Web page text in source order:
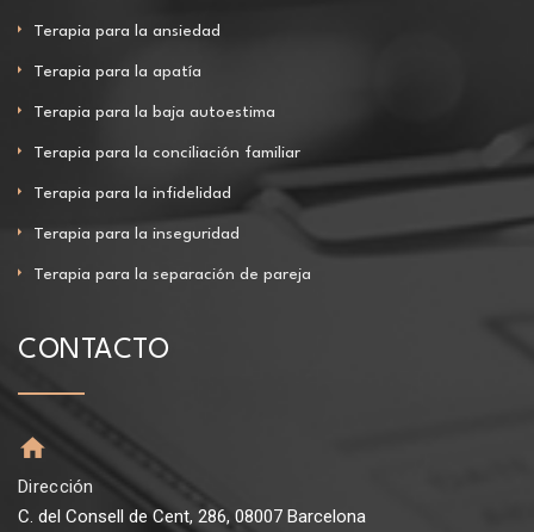
Terapia para la ansiedad
Terapia para la apatía
Terapia para la baja autoestima
Terapia para la conciliación familiar
Terapia para la infidelidad
Terapia para la inseguridad
Terapia para la separación de pareja
CONTACTO
Dirección
C. del Consell de Cent, 286, 08007 Barcelona